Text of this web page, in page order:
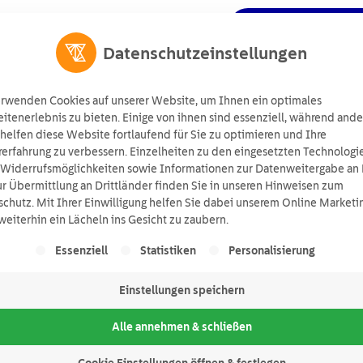
Wissen
–
Datenschutzeinstellungen
Cookies auf unserer Website, um Ihnen ein optimales
zu bieten. Einige von ihnen sind essenziell, während
diese Website fortlaufend für Sie zu optimieren und Ihre
zu verbessern. Einzelheiten zu den eingesetzten
sowie Informationen zur Datenweitergabe an
Übermittlung an Drittländer finden Sie in unseren Hinweisen zum
Mit Ihrer Einwilligung helfen Sie dabei unserem Online
ein Lächeln ins Gesicht zu zaubern.
eine Liste der Service-Gruppen, für die eine
Essenziell Statistiken Personalisierung
Einstellungen speichern
Alle annehmen & schließen